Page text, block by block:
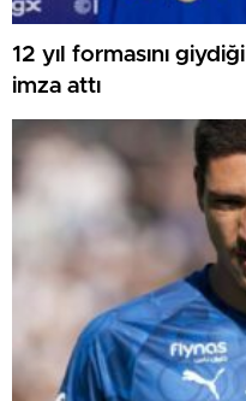
12 yıl formasını
imza attı